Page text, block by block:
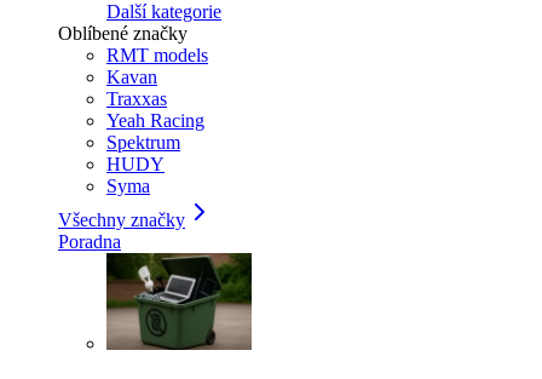
Další kategorie
Oblíbené značky
RMT models
Kavan
Traxxas
Yeah Racing
Spektrum
HUDY
Syma
Všechny značky
Poradna